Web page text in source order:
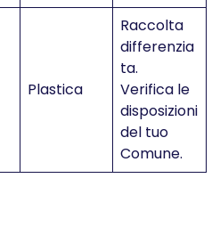
Plastica
Raccolta
differenzia
ta.
Verifica le
disposizioni
del tuo
Comune.